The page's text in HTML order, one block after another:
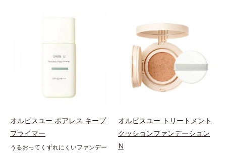
オルビスユー ポアレス キープ
プライマー
うるおってくずれにくいファンデー
オルビスユー トリートメント
クッションファンデーション
N